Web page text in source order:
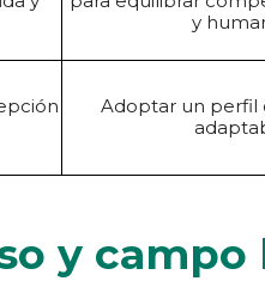
y
Adoptar un perfil
y campo